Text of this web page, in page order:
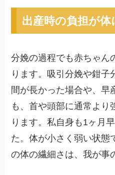
出産時の負担が
分娩の過程でも赤ちゃん
ります。吸引分娩や鉗子
間が長かった場合や、早
も、首や頭部に通常より
ります。私自身も1ヶ月
た。体が小さく弱い状態
の体の繊細さは、我が事